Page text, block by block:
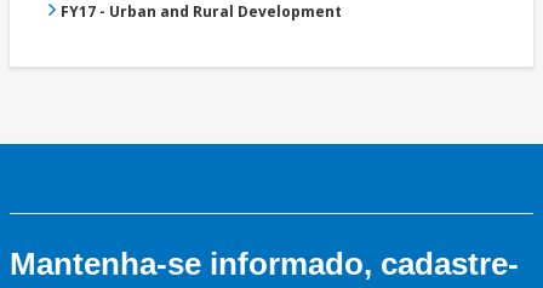
FY17 - Urban and Rural Development
Mantenha-se informado, cadastre-